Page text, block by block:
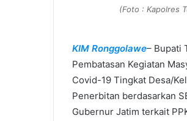
e
i
l
(Foto : Kapolres
KIM Ronggolawe– Bupati
Pembatasan Kegiatan
Covid-19 Tingkat Desa/
Penerbitan berdasarkan
Gubernur Jatim terkait